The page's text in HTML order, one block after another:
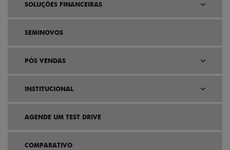
SOLUÇÕES FINANCEIRAS
SEMINOVOS
PÓS VENDAS
INSTITUCIONAL
AGENDE UM TEST DRIVE
COMPARATIVO